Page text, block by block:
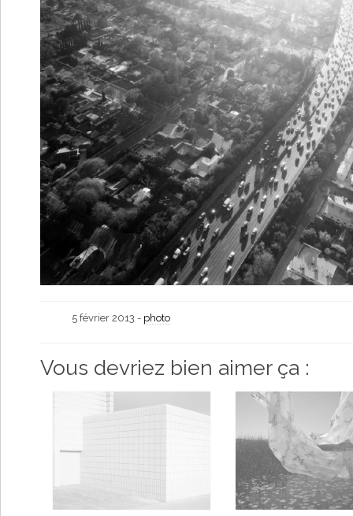
5 février 2013 - photo
Vous devriez bien aimer ça :